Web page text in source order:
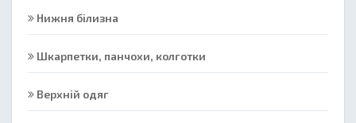
Нижня білизна
Шкарпетки, панчохи, колготки
Верхній одяг